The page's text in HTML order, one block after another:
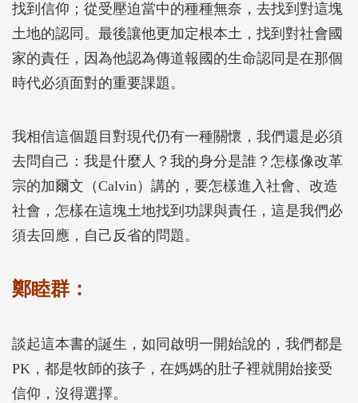
找到信仰；從受壓迫當中的種種無奈，去找到對這塊
土地的認同。最後讓他更加定根本土，找到對社會國
家的責任，因為他認為傳道報國的生命認同是在那個
時代必須面對的重要課題。
我相信這個題目對現代仍有一種關懷，我們還是必須
去問自己：我是什麼人？我的身分是誰？怎樣像改革
宗的加爾文（Calvin）講的，要怎樣進入社會、改造
社會，怎樣在這塊土地找到功課與責任，這是我們必
須去回應，自己反省的問題。
鄭睦群：
談起這本書的誕生，如同啟明一開始說的，我們都是
PK，都是牧師的孩子，在媽媽的肚子裡就開始接受
信仰，沒得選擇。